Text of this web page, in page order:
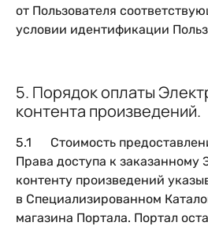
от Пользователя
условии идентификации
5. Порядок оплаты
контента произведений.
5.1 Стоимость
Права доступа к заказанному
контенту произведений
в Специализированном
магазина Портала. Портал